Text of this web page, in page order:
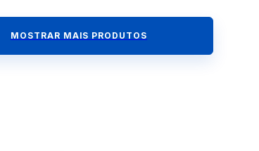
MOSTRAR MAIS PRODUTOS